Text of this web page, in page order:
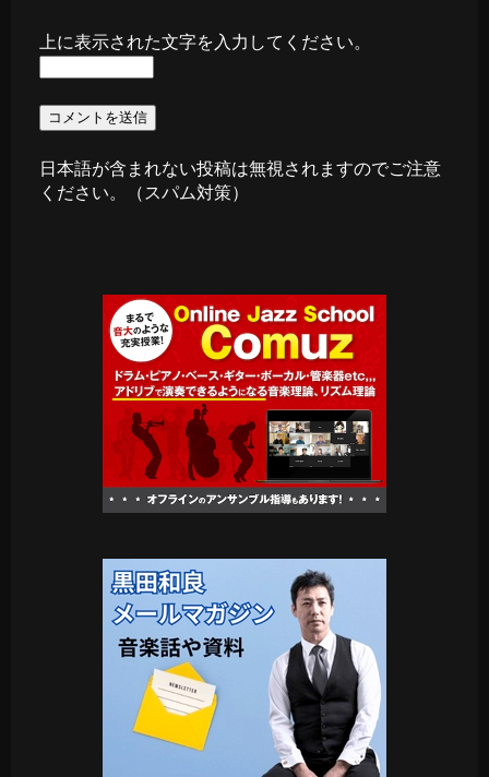
上に表示された文字を入力してください。
日本語が含まれない投稿は無視されますのでご注意
ください。（スパム対策）